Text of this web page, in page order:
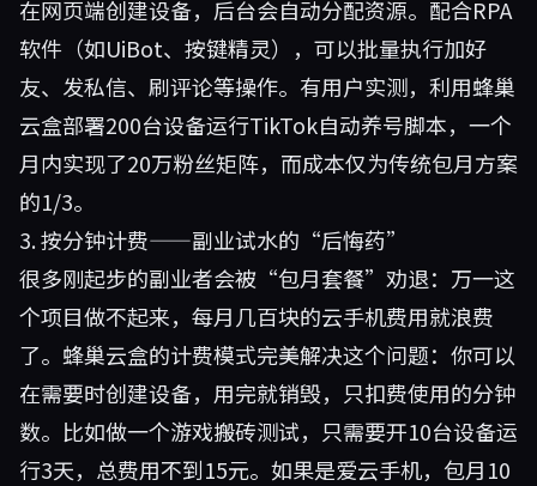
在网页端创建设备，后台会自动分配资源。配合RPA
软件（如UiBot、按键精灵），可以批量执行加好
友、发私信、刷评论等操作。有用户实测，利用蜂巢
云盒部署200台设备运行TikTok自动养号脚本，一个
月内实现了20万粉丝矩阵，而成本仅为传统包月方案
的1/3。
3. 按分钟计费——副业试水的“后悔药”
很多刚起步的副业者会被“包月套餐”劝退：万一这
个项目做不起来，每月几百块的云手机费用就浪费
了。蜂巢云盒的计费模式完美解决这个问题：你可以
在需要时创建设备，用完就销毁，只扣费使用的分钟
数。比如做一个游戏搬砖测试，只需要开10台设备运
行3天，总费用不到15元。如果是爱云手机，包月10